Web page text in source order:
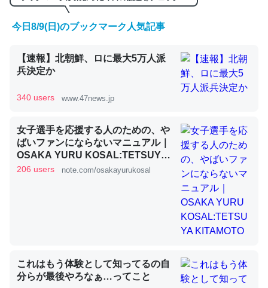
くらい。小説でいう「ずっと前の伏線」は回収されないけ
ど、短期記憶というには多い分量。進化すればするほど分
かりやすく強くなりそう
昆虫ってカルシウム少ないのか。知らんかった。調べたら
コオロギのカルシウム分はエビの600分の1程度。
─ニュース :: 【研究発表】昆虫学の大問題＝「昆虫はなぜ海にいな
今日8/9(日)のブックマーク人気記事
【速報】北朝鮮、ロに最大5万人派
兵決定か
340 users www.47news.jp
女子選手を応援する人のための、や
ばいファンにならないマニュアル｜
OSAKA YURU KOSAL:TETSUYA
KITAMOTO
206 users note.com/osakayurukosal
これはもう体験として知ってるの自
分らが最後やろなぁ…ってこと